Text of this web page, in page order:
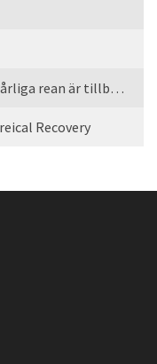
Games Made in Sweden 2026 – Den årliga rean är tillbaka
Recovery